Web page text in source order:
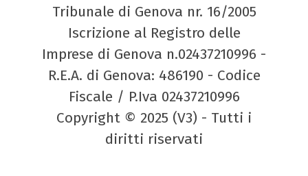
Tribunale di Genova nr. 16/2005
Iscrizione al Registro delle
Imprese di Genova n.02437210996 -
R.E.A. di Genova: 486190 - Codice
Fiscale / P.Iva 02437210996
Copyright © 2025 (V3) - Tutti i
diritti riservati